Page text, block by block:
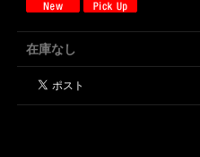
在庫なし